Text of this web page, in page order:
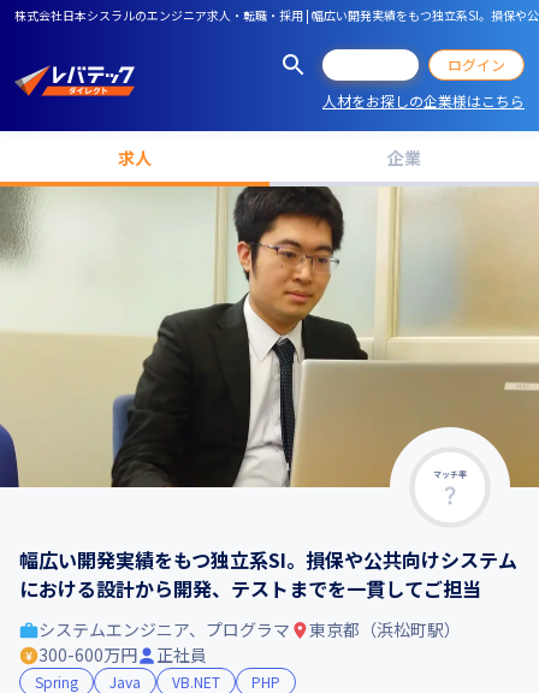
株式会社日本シスラルのエンジニア求人・転職・採用 | 幅広い開発実績をもつ独立系SI。損保
ログイン
人材をお探しの企業様はこちら
求人 企業
マッチ率
幅広い開発実績をもつ独立系SI。損保や公共向けシステム
における設計から開発、テストまでを一貫してご担当
システムエンジニア、プログラマ
東京都（浜松町駅）
300-600万円
正社員
Spring Java VB.NET
PHP